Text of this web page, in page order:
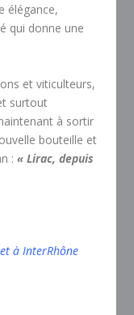
élégance,
qui donne une
et viticulteurs,
surtout
à sortir
bouteille et
:« Lirac, depuis
à InterRhône